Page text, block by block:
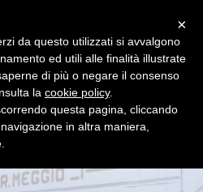
ROBERTO & C. SNC
ARTIGIANALE SALUMI E
CARNI
×
da questo utilizzati si avvalgono
ed utili alle finalità illustrate
di più o negare il consenso
la cookie policy.
questa pagina, cliccando
in altra maniera,